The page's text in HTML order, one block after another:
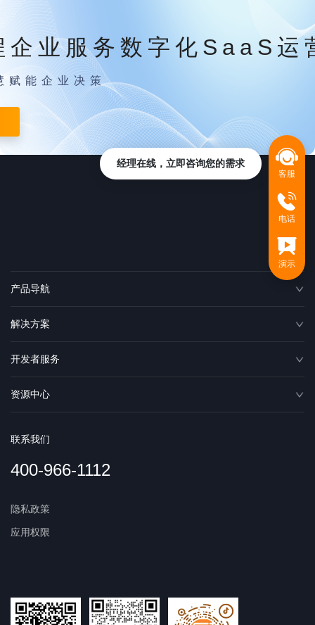
企业服务数字化SaaS运
赋能企业决策
产品导航
解决方案
开发者服务
资源中心
联系我们
400-966-1112
隐私政策
应用权限
客服
电话
演示
经理在线，立即咨询您的需求